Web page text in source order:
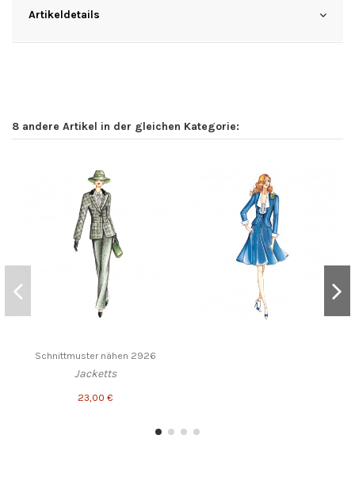
Artikeldetails
8 andere Artikel in der gleichen Kategorie:
Schnittmuster nähen 2926
Jacketts
23,00 €